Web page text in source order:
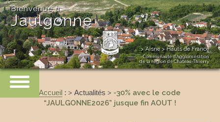
> Aisne > Hauts de France
Communauté d’Agglomération
de la région de Château-Thierry
Bienvenue à
Jaulgonne
Accueil :>Actualités > -30% avec le code
“JAULGONNE2026” jusque fin AOUT !